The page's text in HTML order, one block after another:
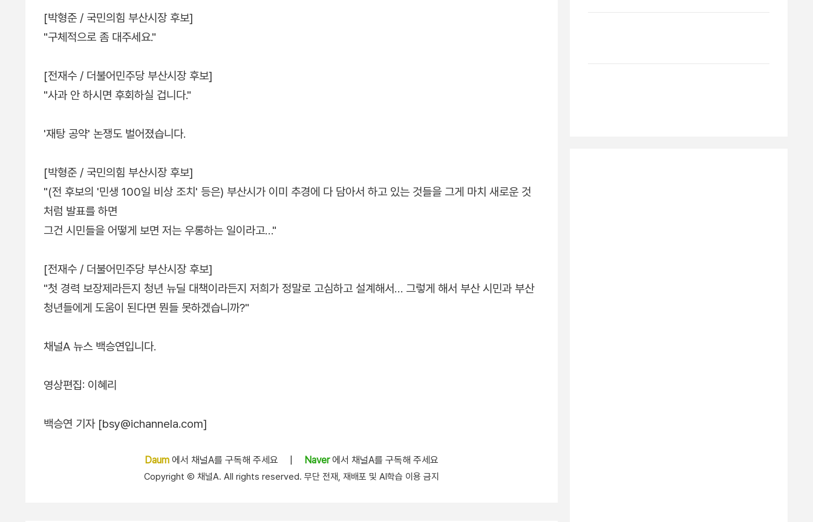
[박형준 / 국민의힘 부산시장 후보]
"구체적으로 좀 대주세요."
[전재수 / 더불어민주당 부산시장 후보]
"사과 안 하시면 후회하실 겁니다."
'재탕 공약' 논쟁도 벌어졌습니다.
[박형준 / 국민의힘 부산시장 후보]
"(전 후보의 '민생 100일 비상 조치' 등은) 부산시가 이미 추경에 다 담아서 하고 있는 것들을 그게 마치 새로운 것
처럼 발표를 하면
그건 시민들을 어떻게 보면 저는 우롱하는 일이라고…"
[전재수 / 더불어민주당 부산시장 후보]
"첫 경력 보장제라든지 청년 뉴딜 대책이라든지 저희가 정말로 고심하고 설계해서… 그렇게 해서 부산 시민과 부산
청년들에게 도움이 된다면 뭔들 못하겠습니까?"
채널A 뉴스 백승연입니다.
영상편집: 이혜리
백승연 기자 [bsy@ichannela.com]
Daum 에서 채널A를 구독해 주세요 Naver에서 채널A를 구독해 주세요
Copyright Ⓒ 채널A. All rights reserved. 무단 전재, 재배포 및 AI학습 이용 금지